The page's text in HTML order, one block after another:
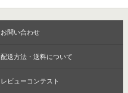
お問い合わせ
配送方法・送料について
レビューコンテスト